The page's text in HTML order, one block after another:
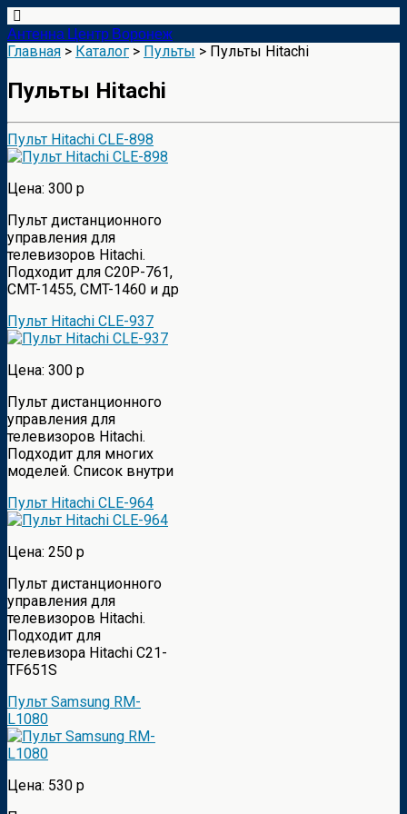
Антенна Центр Воронеж
Главная > Каталог > Пульты > Пульты Hitachi
Пульты Hitachi
Пульт Hitachi CLE-898
Цена: 300 р
Пульт дистанционного
управления для
телевизоров Hitachi.
Подходит для C20P-761,
CMT-1455, CMT-1460 и др
Пульт Hitachi CLE-937
Цена: 300 р
Пульт дистанционного
управления для
телевизоров Hitachi.
Подходит для многих
моделей. Список внутри
Пульт Hitachi CLE-964
Цена: 250 р
Пульт дистанционного
управления для
телевизоров Hitachi.
Подходит для
телевизора Hitachi C21-
TF651S
Пульт Samsung RM-
L1080
Цена: 530 р